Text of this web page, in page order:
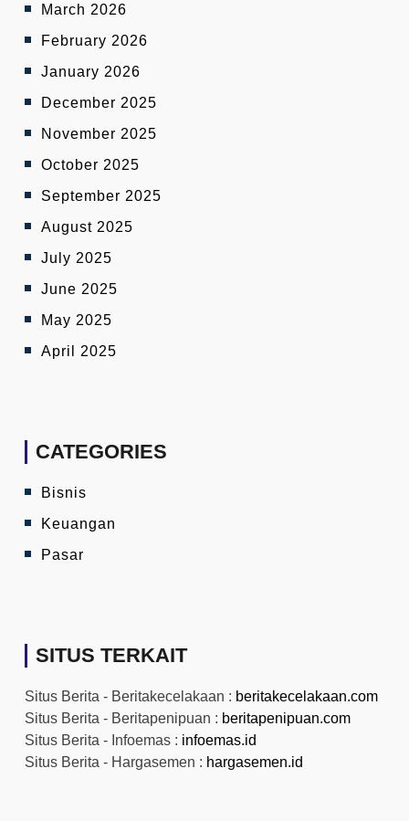
March 2026
February 2026
January 2026
December 2025
November 2025
October 2025
September 2025
August 2025
July 2025
June 2025
May 2025
April 2025
CATEGORIES
Bisnis
Keuangan
Pasar
SITUS TERKAIT
Situs Berita - Beritakecelakaan : beritakecelakaan.com
Situs Berita - Beritapenipuan : beritapenipuan.com
Situs Berita - Infoemas : infoemas.id
Situs Berita - Hargasemen : hargasemen.id